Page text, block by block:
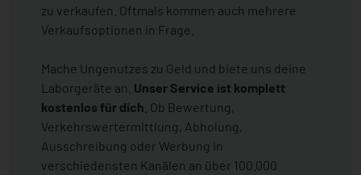
zu verkaufen. Oftmals kommen auch mehrere
Verkaufsoptionen in Frage.
Mache Ungenutzes zu Geld und biete uns deine
Laborgeräte an. Unser Service ist komplett
kostenlos für dich . Ob Bewertung,
Verkehrswertermittlung, Abholung,
Ausschreibung oder Werbung in
verschiedensten Kanälen an über 100.000